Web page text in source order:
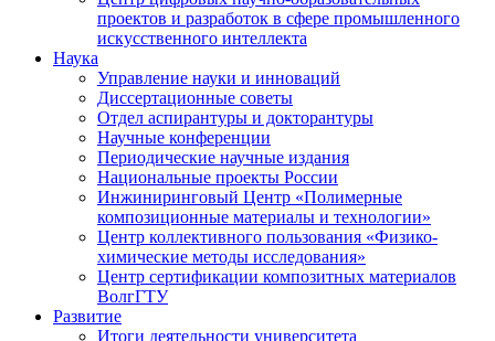
проектов и разработок в сфере промышленного
искусственного интеллекта
Наука
Управление науки и инноваций
Диссертационные советы
Отдел аспирантуры и докторантуры
Научные конференции
Периодические научные издания
Национальные проекты России
Инжиниринговый Центр «Полимерные
композиционные материалы и технологии»
Центр коллективного пользования «Физико-
химические методы исследования»
Центр сертификации композитных материалов
ВолгГТУ
Развитие
Итоги деятельности университета